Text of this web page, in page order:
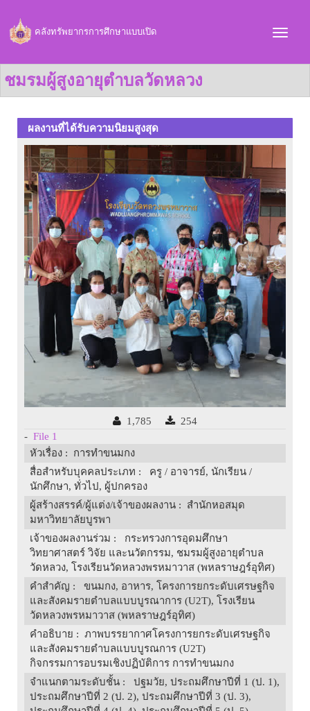
คลังทรัพยากรการศึกษาแบบเปิด
ชมรมผู้สูงอายุตำบลวัดหลวง
ผลงานที่ได้รับความนิยมสูงสุด
1,785
254
- File 1
หัวเรื่อง : การทำขนมกง
สื่อสำหรับบุคคลประเภท : ครู / อาจารย์, นักเรียน /
นักศึกษา, ทั่วไป, ผู้ปกครอง
ผู้สร้างสรรค์/ผู้แต่ง/เจ้าของผลงาน : สำนักหอสมุด
มหาวิทยาลัยบูรพา
เจ้าของผลงานร่วม : กระทรวงการอุดมศึกษา
วิทยาศาสตร์ วิจัย และนวัตกรรม, ชมรมผู้สูงอายุตำบล
วัดหลวง, โรงเรียนวัดหลวงพรหมาวาส (พหลราษฎร์อุทิศ)
คำสำคัญ : ขนมกง, อาหาร, โครงการยกระดับเศรษฐกิจ
และสังคมรายตำบลแบบบูรณาการ (U2T), โรงเรียน
วัดหลวงพรหมาวาส (พหลราษฎร์อุทิศ)
คำอธิบาย : ภาพบรรยากาศโครงการยกระดับเศรษฐกิจ
และสังคมรายตำบลแบบบูรณการ (U2T)
กิจกรรมการอบรมเชิงปฏิบัติการ การทำขนมกง
จำแนกตามระดับชั้น : ปฐมวัย, ประถมศึกษาปีที่ 1 (ป. 1),
ประถมศึกษาปีที่ 2 (ป. 2), ประถมศึกษาปีที่ 3 (ป. 3),